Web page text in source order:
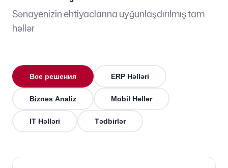
Sənayenizin ehtiyaclarına uyğunlaşdırılmış tam
həllər
Все решения ERP Həlləri
Biznes Analiz Mobil Həllər
IT Həlləri Tədbirlər